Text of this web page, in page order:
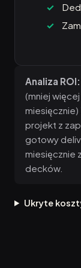
Analiza ROI:
(mniej
projekt z
gotowy
miesięcznie
decków.
Ukryte